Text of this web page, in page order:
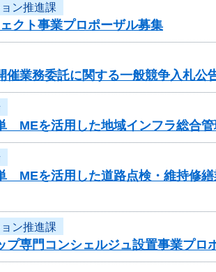
ン推進課
クト事業プロポーザル募集
業務委託に関する一般競争入札公
MEを活用した地域インフラ総合
MEを活用した道路点検・維持修
ン推進課
プ専門コンシェルジュ設置事業プロ